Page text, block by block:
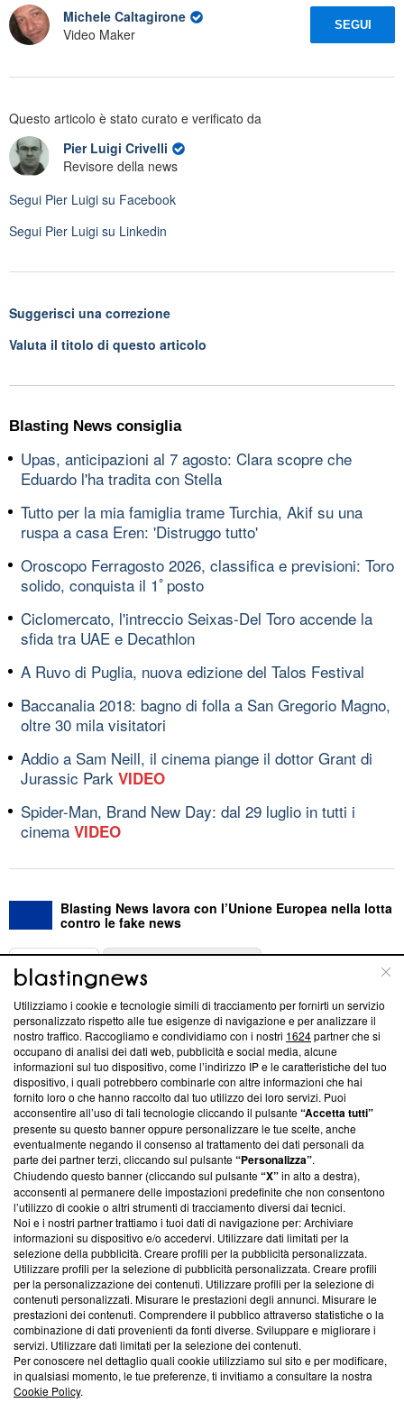
Michele Caltagirone
Video Maker
SEGUI
Questo articolo è stato curato e verificato da
Pier Luigi Crivelli
Revisore della news
Segui Pier Luigi su Facebook
Segui Pier Luigi su Linkedin
Suggerisci una correzione
Valuta il titolo di questo articolo
Blasting News consiglia
Upas, anticipazioni al 7 agosto: Clara scopre che
Eduardo l'ha tradita con Stella
Tutto per la mia famiglia trame Turchia, Akif su una
ruspa a casa Eren: 'Distruggo tutto'
Oroscopo Ferragosto 2026, classifica e previsioni: Toro
solido, conquista il 1ﾟposto
Ciclomercato, l'intreccio Seixas-Del Toro accende la
sfida tra UAE e Decathlon
A Ruvo di Puglia, nuova edizione del Talos Festival
Baccanalia 2018: bagno di folla a San Gregorio Magno,
oltre 30 mila visitatori
Addio a Sam Neill, il cinema piange il dottor Grant di
Jurassic Park VIDEO
Spider-Man, Brand New Day: dal 29 luglio in tutti i
cinema VIDEO
Blasting News lavora con l’Unione Europea nella lotta
contro le fake news
ABOUT
Questa sezione offre informazioni trasparenti su Blasting
News, sui nostri processi editoriali e su come ci impegniamo a
creare news di qualità. Inoltre, afferma la nostra aderenza a
‘Trust Project - News with Integrity’Blasting News non è
ancora membro del programma, ma ha richiesto di farne
parte; Trust Project non ha ancora effettuato una verifica di
conformità agli standard.
Su di noi
Team editoriale
Corporate
Redazione
Informativa Privacy
Cookie Policy
Blasting SA, IDI CHE-247.845.224, Via Carlo Frasca, 3 - 6900
Lugano (Svizzera) Tel:+39 0690258937
© 2026 Blasting News
Utilizziamo i cookie e tecnologie simili di tracciamento per fornirti un servizio
personalizzato rispetto alle tue esigenze di navigazione e per analizzare il
nostro traffico. Raccogliamo e condividiamo con i nostri 1624partner che si
occupano di analisi dei dati web, pubblicità e social media, alcune
informazioni sul tuo dispositivo, come l’indirizzo IP e le caratteristiche del tuo
dispositivo, i quali potrebbero combinarle con altre informazioni che hai
fornito loro o che hanno raccolto dal tuo utilizzo dei loro servizi. Puoi
acconsentire all’uso di tali tecnologie cliccando il pulsante“Accetta tutti”
presente su questo banner oppure personalizzare le tue scelte, anche
eventualmente negando il consenso al trattamento dei dati personali da
parte dei partner terzi, cliccando sul pulsante“Personalizza”.
Chiudendo questo banner (cliccando sul pulsante“X”in alto a destra),
acconsenti al permanere delle impostazioni predefinite che non consentono
l’utilizzo di cookie o altri strumenti di tracciamento diversi dai tecnici.
Noi e i nostri partner trattiamo i tuoi dati di navigazione per: Archiviare
informazioni su dispositivo e/o accedervi. Utilizzare dati limitati per la
selezione della pubblicità. Creare profili per la pubblicità personalizzata.
Utilizzare profili per la selezione di pubblicità personalizzata. Creare profili
per la personalizzazione dei contenuti. Utilizzare profili per la selezione di
contenuti personalizzati. Misurare le prestazioni degli annunci. Misurare le
prestazioni dei contenuti. Comprendere il pubblico attraverso statistiche o la
combinazione di dati provenienti da fonti diverse. Sviluppare e migliorare i
servizi. Utilizzare dati limitati per la selezione dei contenuti.
Per conoscere nel dettaglio quali cookie utilizziamo sul sito e per modificare,
in qualsiasi momento, le tue preferenze, ti invitiamo a consultare la nostra
Cookie Policy.